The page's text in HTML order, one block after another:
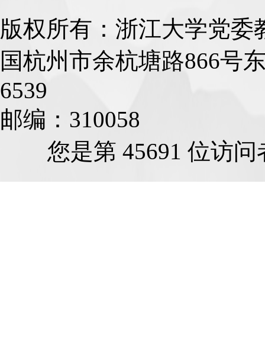
版权所有：浙江大
国杭州市余杭塘路
6539
邮编：310058
您是第 45691